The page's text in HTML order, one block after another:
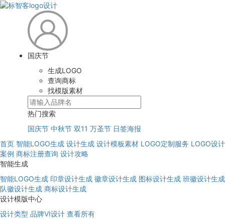
国庆节
生成LOGO
查询商标
找模版素材
热门搜索
国庆节 中秋节 双11 万圣节 日签海报
首页 智能LOGO生成 设计生成 设计模板素材 LOGO定制服务 LOGO设计
案例 商标注册查询 设计攻略
智能生成
智能LOGO生成 印章设计生成 徽章设计生成 图标设计生成 班徽设计生成
队徽设计生成 商标设计生成
设计模版中心
设计类型 品牌VI设计 查看所有